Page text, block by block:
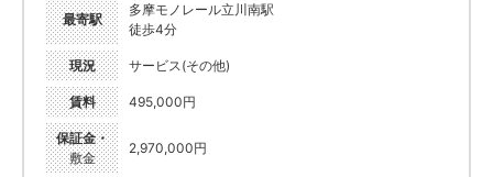
最寄駅
多摩モノレール立川南駅
徒歩4分
現況 サービス(その他)
賃料 495,000円
保証金・
敷金
2,970,000円